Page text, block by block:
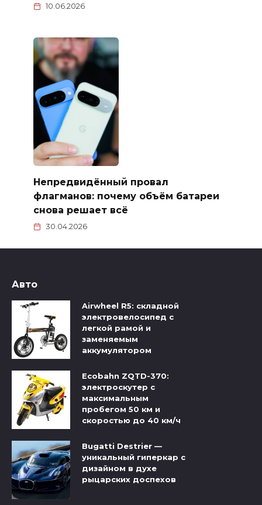
10.06.2026
Непредвидённый провал
флагманов: почему объём батареи
снова решает всё
30.04.2026
Авто
Airwheel R5: складной
электровелосипед с
легкой рамой и
заменяемым
аккумулятором
Ecobahn ZQTD-370:
электроскутер с
максимальным
пробегом 50 км и
скоростью до 40 км/ч
Bugatti Destrier —
уникальный гиперкар с
дизайном в духе
рыцарских доспехов